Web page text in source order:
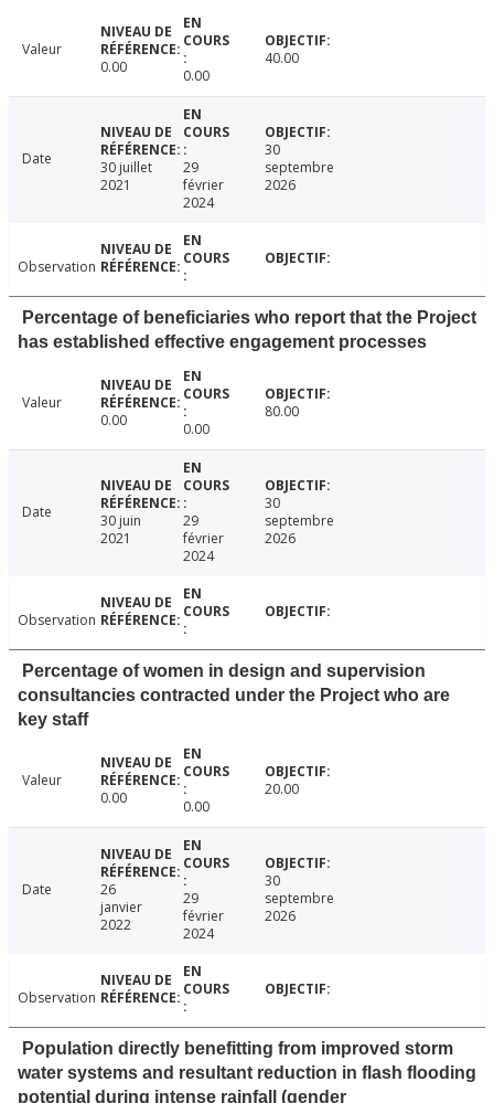
Valeur
0.00
0.00
40.00
Date
30 juillet
2021
29
février
2024
30
septembre
2026
Observation
Percentage of beneficiaries who report that the Project
has established effective engagement processes
Valeur
0.00
0.00
80.00
Date
30 juin
2021
29
février
2024
30
septembre
2026
Observation
Percentage of women in design and supervision
consultancies contracted under the Project who are
key staff
Valeur
0.00
0.00
20.00
Date
26
janvier
2022
29
février
2024
30
septembre
2026
Observation
Population directly benefitting from improved storm
water systems and resultant reduction in flash flooding
potential during intense rainfall (gender